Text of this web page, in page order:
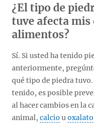
¿El tipo de
tuve afecta mis
alimentos?
Sí. Si usted ha tenido
anteriormente,
qué tipo de piedra
tenido, es posible
al hacer cambios en la
animal, calcio uoxalato